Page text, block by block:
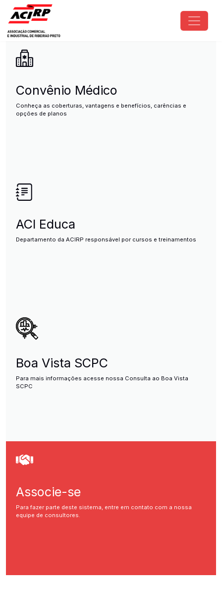
Pular para o conteúdo principal
ACIRP - Associação Comercial
Convênio Médico
Conheça as coberturas, vantagens e benefícios, carências e
opções de planos
ACI Educa
Departamento da ACIRP responsável por cursos e treinamentos
Boa Vista SCPC
Para mais informações acesse nossa Consulta ao Boa Vista
SCPC
Associe-se
Para fazer parte deste sistema, entre em contato com a nossa
equipe de consultores.